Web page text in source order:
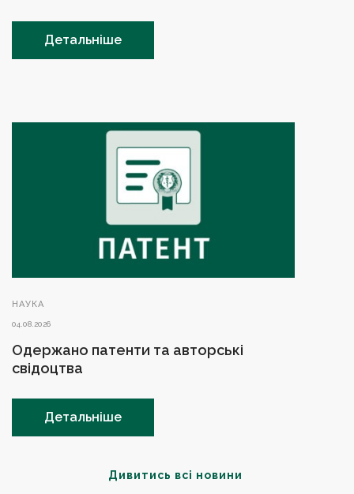
Дивитись всі новини
Детальніше
НАУКА
04.08.2026
Одержано патенти та авторські
свідоцтва
Детальніше